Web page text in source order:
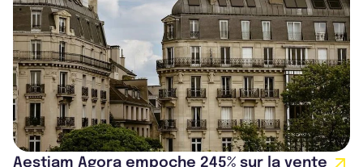
Aestiam Agora empoche 245% sur la vente